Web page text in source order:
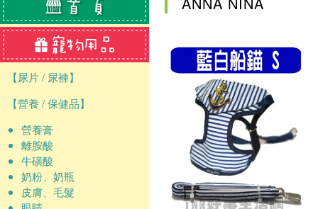
【尿片 / 尿褲】
【營養 / 保健品】
營養膏
離胺酸
牛磺酸
奶粉、奶瓶
皮膚、毛髮